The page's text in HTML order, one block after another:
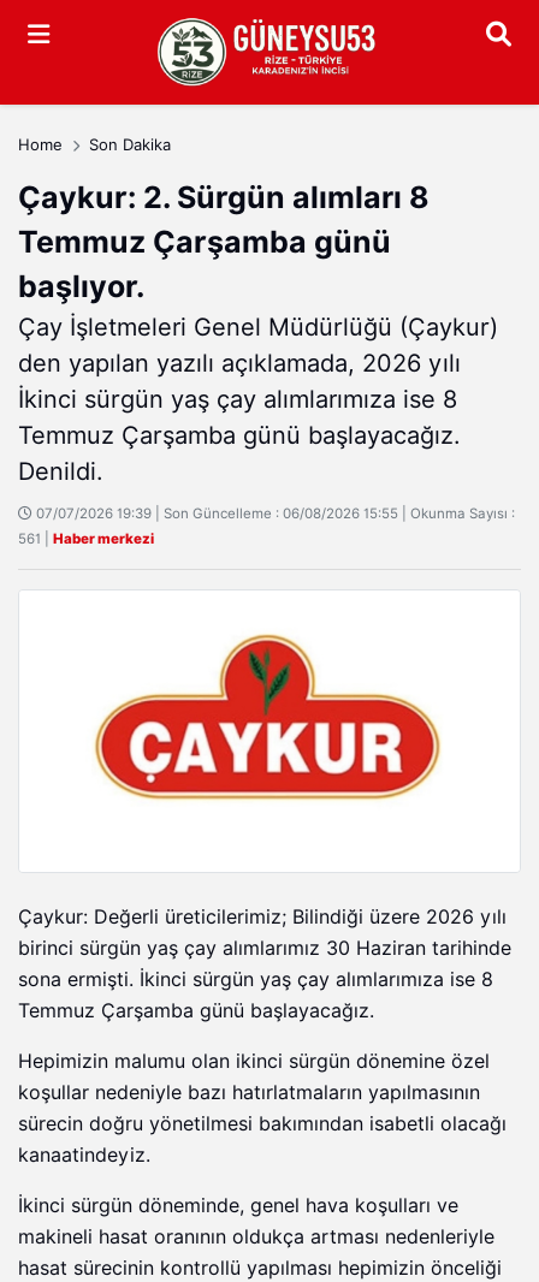
Arama
Home Son Dakika
Çaykur: 2. Sürgün alımları 8
Temmuz Çarşamba günü
başlıyor.
Çay İşletmeleri Genel Müdürlüğü (Çaykur)
den yapılan yazılı açıklamada, 2026 yılı
İkinci sürgün yaş çay alımlarımıza ise 8
Temmuz Çarşamba günü başlayacağız.
Denildi.
07/07/2026 19:39 | Son Güncelleme : 06/08/2026 15:55 | Okunma Sayısı :
561 | Haber merkezi
Çaykur: Değerli üreticilerimiz; Bilindiği üzere 2026 yılı
birinci sürgün yaş çay alımlarımız 30 Haziran tarihinde
sona ermişti. İkinci sürgün yaş çay alımlarımıza ise 8
Temmuz Çarşamba günü başlayacağız.
Hepimizin malumu olan ikinci sürgün dönemine özel
koşullar nedeniyle bazı hatırlatmaların yapılmasının
sürecin doğru yönetilmesi bakımından isabetli olacağı
kanaatindeyiz.
İkinci sürgün döneminde, genel hava koşulları ve
makineli hasat oranının oldukça artması nedenleriyle
hasat sürecinin kontrollü yapılması hepimizin önceliği